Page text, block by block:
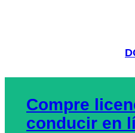
Compre
conducir en